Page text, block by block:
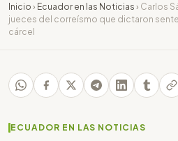
Inicio › Ecuador en las Noticias › Carlos
jueces del correísmo que dictaron
cárcel
ECUADOR EN LAS NOTICIAS